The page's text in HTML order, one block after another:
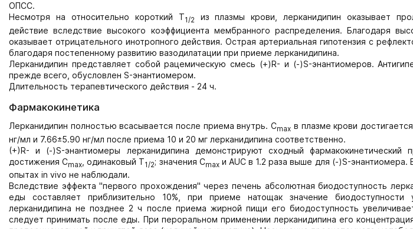
ОПСС.
Несмотря на относительно короткий Т1/2
из плазмы крови, лерканидипин оказывает
действие вследствие высокого коэффициента мембранного распределения. Благодаря
оказывает отрицательного инотропного действия. Острая артериальная гипотензия с
благодаря постепенному развитию вазодилатации при приеме лерканидипина.
Лерканидипин представляет собой рацемическую смесь (+)R- и (-)S-энантиомеров.
прежде всего, обусловлен S-энантиомером.
Длительность терапевтического действия - 24 ч.
Фармакокинетика
Лерканидипин полностью всасывается после приема внутрь. Cmax в плазме крови
нг/мл и 7.66±5.90 нг/мл после приема 10 и 20 мг лерканидипина соответственно.
(+)R- и (-)S-энантиомеры лерканидипина демонстрируют сходный
достижения Cmax , одинаковый T1/2; значения Cmaxи АUC в 1.2 раза выше для (-)S-
опытах in vivo не наблюдали.
Вследствие эффекта "первого прохождения" через печень абсолютная биодоступность
еды составляет приблизительно 10%, при приеме натощак значение
лерканидипина не позднее 2 ч после приема жирной пищи его биодоступность
следует принимать после еды. При пероральном применении лерканидипина его